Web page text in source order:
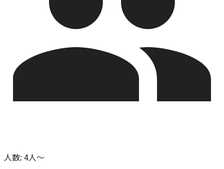
人数: 4人～